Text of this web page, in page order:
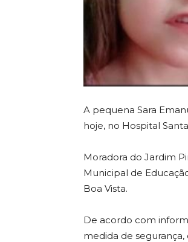
A pequena Sara
hoje, no Hospital
Moradora do Jardim
Municipal de
Boa Vista.
De acordo com
medida de